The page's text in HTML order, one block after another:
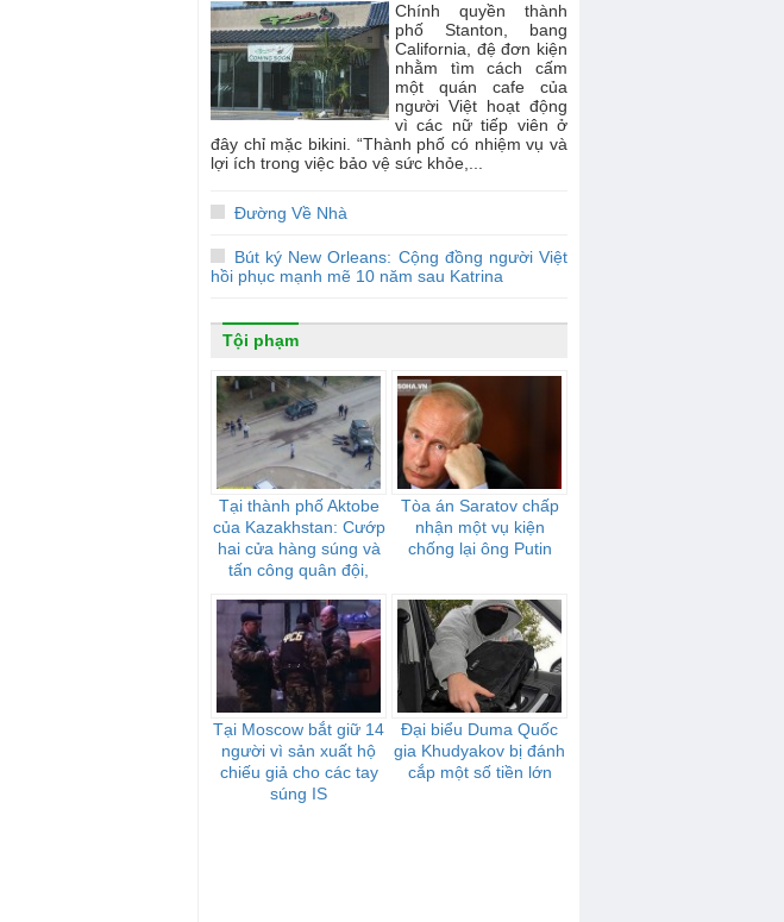
Chính quyền thành
phố Stanton, bang
California, đệ đơn kiện
nhằm tìm cách cấm
một quán cafe của
người Việt hoạt động
vì các nữ tiếp viên ở
đây chỉ mặc bikini. “Thành phố có nhiệm vụ và
lợi ích trong việc bảo vệ sức khỏe,...
Đường Về Nhà
Bút ký New Orleans: Cộng đồng người Việt
hồi phục mạnh mẽ 10 năm sau Katrina
Tội phạm
Tại thành phố Aktobe
của Kazakhstan: Cướp
hai cửa hàng súng và
tấn công quân đội,
Tòa án Saratov chấp
nhận một vụ kiện
chống lại ông Putin
Tại Moscow bắt giữ 14
người vì sản xuất hộ
chiếu giả cho các tay
súng IS
Đại biểu Duma Quốc
gia Khudyakov bị đánh
cắp một số tiền lớn